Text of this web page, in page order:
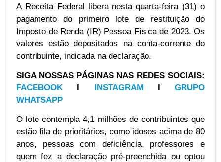
A Receita Federal libera nesta quarta-feira (31) o
pagamento do primeiro lote de restituição do
Imposto de Renda (IR) Pessoa Física de 2023. Os
valores estão depositados na conta-corrente do
contribuinte, indicada na declaração.
SIGA NOSSAS PÁGINAS NAS REDES SOCIAIS:
FACEBOOK I INSTAGRAM I GRUPO
WHATSAPP
O lote contempla 4,1 milhões de contribuintes que
estão fila de prioritários, como idosos acima de 80
anos, pessoas com deficiência, professores e
quem fez a declaração pré-preenchida ou optou